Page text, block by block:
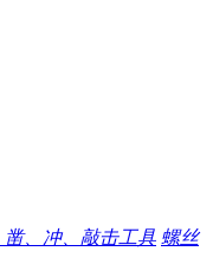
凿、冲、敲击工具 螺丝